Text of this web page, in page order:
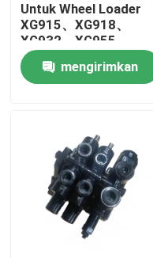
Rumah
Video
Tentang kami
Untuk Wheel Loader
XG915、XG918、
XG932、XG955、
XG962、XG982 suku
cadangmengirimkan